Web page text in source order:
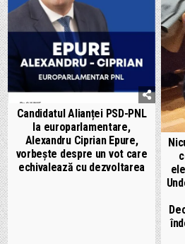
Candidatul Alianței PSD-PNL
la europarlamentare,
Alexandru Ciprian Epure,
vorbește despre un vot care
echivalează cu dezvoltarea